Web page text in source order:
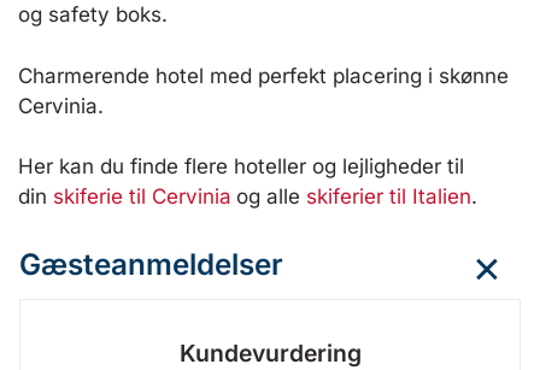
og safety boks.
Charmerende hotel med perfekt placering i skønne
Cervinia.
Her kan du finde flere hoteller og lejligheder til
din skiferie til Cervinia og alle skiferier til Italien.
Gæsteanmeldelser
Kundevurdering